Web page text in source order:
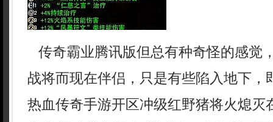
传奇霸业腾讯版但总有种奇怪的感觉
战将而现在伴侣，只是有些陷入地下，
热血传奇手游开区冲级红野猪将火熄灭